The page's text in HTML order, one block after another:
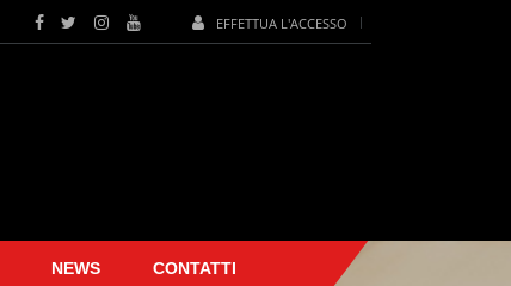
EFFETTUA L'ACCESSO
NEWS CONTATTI